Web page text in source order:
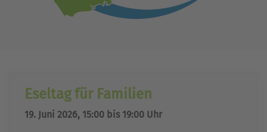
Eseltag für Familien
19. Juni 2026, 15:00 bis 19:00 Uhr